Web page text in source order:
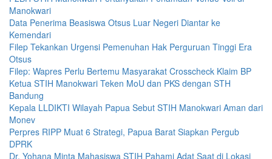
Manokwari
Data Penerima Beasiswa Otsus Luar Negeri Diantar ke
Kemendari
Filep Tekankan Urgensi Pemenuhan Hak Perguruan Tinggi Era
Otsus
Filep: Wapres Perlu Bertemu Masyarakat Crosscheck Klaim BP
Ketua STIH Manokwari Teken MoU dan PKS dengan STH
Bandung
Kepala LLDIKTI Wilayah Papua Sebut STIH Manokwari Aman dari
Monev
Perpres RIPP Muat 6 Strategi, Papua Barat Siapkan Pergub
DPRK
Dr. Yohana Minta Mahasiswa STIH Pahami Adat Saat di Lokasi